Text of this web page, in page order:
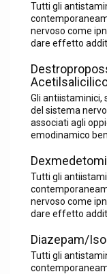
Tutti gli
nervoso come
dare effetto
Gli antiistaminici,
del sistema
associati agli
emodinamico
Tutti gli
nervoso come
dare effetto
Diazepam/
Tutti gli